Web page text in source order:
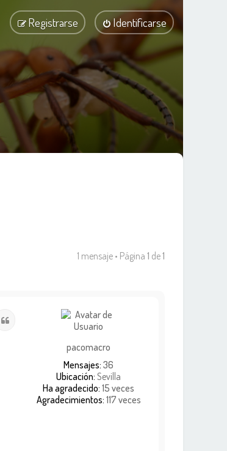
Identificarse
Registrarse
1 mensaje • Página 1 de1
pacomacro
Mensajes: 36
Ubicación: Sevilla
Ha agradecido: 15 veces
Agradecimientos: 117 veces